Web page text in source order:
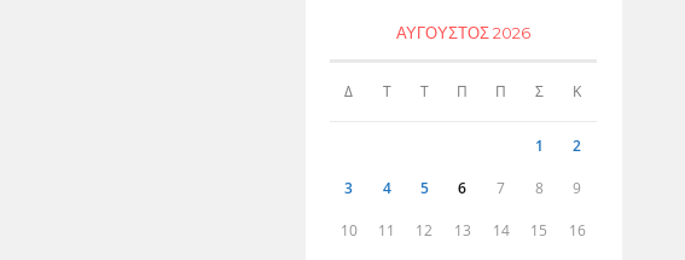
ΑΎΓΟΥΣΤΟΣ 2026
Δ Τ Τ Π Π Σ Κ
1 2
3 4 5 6 7 8 9
10 11 12 13 14 15 16